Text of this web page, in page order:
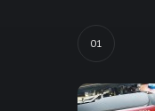
01